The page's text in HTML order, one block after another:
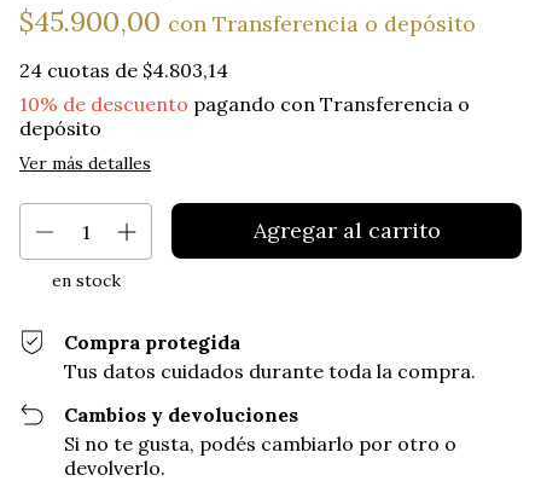
$45.900,00 con Transferencia o depósito
24 cuotas de $4.803,14
10% de descuento pagando con Transferencia o
depósito
Ver más detalles
en stock
Compra protegida
Tus datos cuidados durante toda la compra.
Cambios y devoluciones
Si no te gusta, podés cambiarlo por otro o
devolverlo.